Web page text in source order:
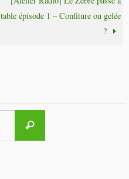
table épisode 1 – Confiture ou gelée
?
Recherche